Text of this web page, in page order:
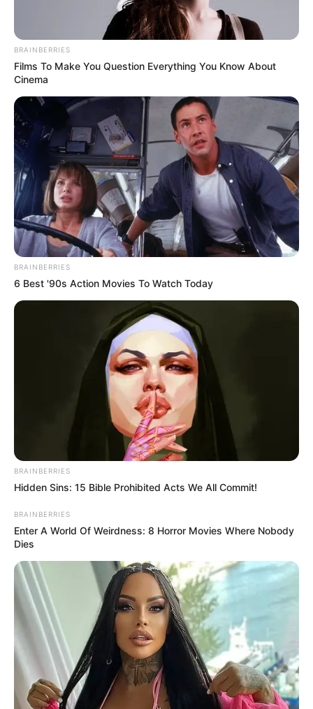
BRAINBERRIES
Films To Make You Question Everything You Know About
Cinema
BRAINBERRIES
6 Best '90s Action Movies To Watch Today
BRAINBERRIES
Hidden Sins: 15 Bible Prohibited Acts We All Commit!
BRAINBERRIES
Enter A World Of Weirdness: 8 Horror Movies Where Nobody
Dies